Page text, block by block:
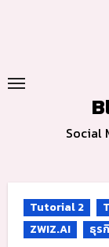
Social
Tutorial 2
ZWIZ.AI
ธุร